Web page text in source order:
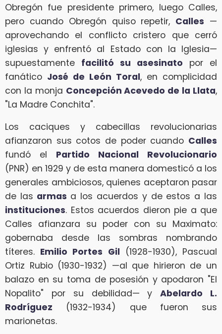
Obregón fue presidente primero, luego Calles,
pero cuando Obregón quiso repetir, Calles —
aprovechando el conflicto cristero que cerró
iglesias y enfrentó al Estado con la Iglesia—
supuestamente facilitó su asesinato por el
fanático José de León Toral, en complicidad
con la monja Concepción Acevedo de la Llata,
"La Madre Conchita".
Los caciques y cabecillas revolucionarias
afianzaron sus cotos de poder cuando Calles
fundó el Partido Nacional Revolucionario
(PNR) en 1929 y de esta manera domesticó a los
generales ambiciosos, quienes aceptaron pasar
de las armas a los acuerdos y de estos a las
instituciones. Estos acuerdos dieron pie a que
Calles afianzara su poder con su Maximato:
gobernaba desde las sombras nombrando
títeres. Emilio Portes Gil (1928-1930), Pascual
Ortiz Rubio (1930-1932) —al que hirieron de un
balazo en su toma de posesión y apodaron "El
Nopalito" por su debilidad— yAbelardo L.
Rodríguez (1932-1934) que fueron sus
marionetas.